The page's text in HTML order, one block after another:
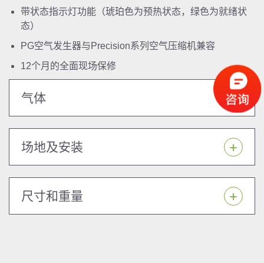
带状态指示灯功能（琥珀色为预热状态，绿色为就绪状
态）
PG空气发生器与Precision系列空气压缩机兼容
12个月的全面现场保修
气体
场地及安装
尺寸和重量